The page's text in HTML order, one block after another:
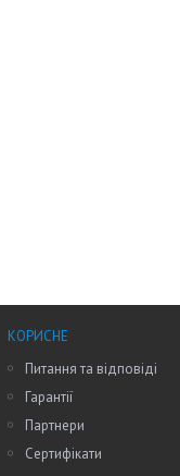
КОРИСНЕ
Питання та відповіді
Гарантії
Партнери
Сертифікати